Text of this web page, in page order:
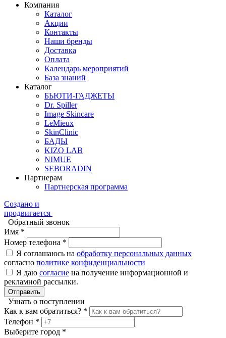
Компания
Каталог
Акции
Контакты
Наши бренды
Доставка
Оплата
Календарь мероприятий
База знаний
Каталог
БЬЮТИ-ГАДЖЕТЫ
Dr. Spiller
Image Skincare
LeMieux
SkinClinic
БАДЫ
KIZO LAB
NIMUE
SEBORADIN
Партнерам
Партнерская программа
Создано и
продвигается
Обратный звонок
Имя *
Номер телефона *
Я соглашаюсь на обработку персональных данных
согласно политике конфиденциальности
Я даю согласие на получение информационной и
рекламной рассылки.
Отправить
Узнать о поступлении
Как к вам обратиться? *
Телефон *
Выберите город *